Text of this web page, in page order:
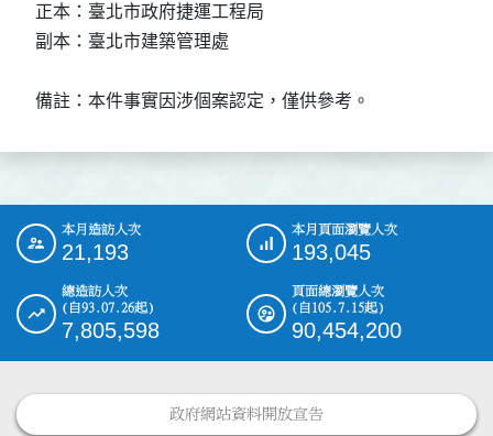
正本：臺北市政府捷運工程局
副本：臺北市建築管理處
備註：本件事實因涉個案認定，僅供參考。
::: 本月造訪人次
21,193
本月頁面瀏覽人次
193,045
總造訪人次
(自93.07.26起)
7,805,598
頁面總瀏覽人次
(自105.7.15起)
90,454,200
政府網站資料開放宣告